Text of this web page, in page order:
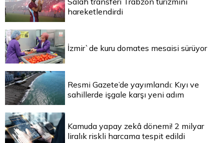
hareketlendirdi
İzmir`de kuru domates mesaisi sürüyor
Resmi Gazete’de yayımlandı: Kıyı ve
sahillerde işgale karşı yeni adım
Kamuda yapay zekâ dönemi! 2 milyar
liralık riskli harcama tespit edildi